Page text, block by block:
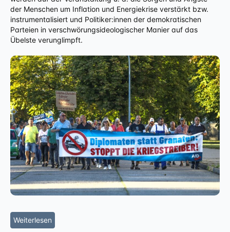
der Menschen um Inflation und Energiekrise verstärkt bzw.
instrumentalisiert und Politiker:innen der demokratischen
Parteien in verschwörungsideologischer Manier auf das
Übelste verunglimpft.
Weiterlesen